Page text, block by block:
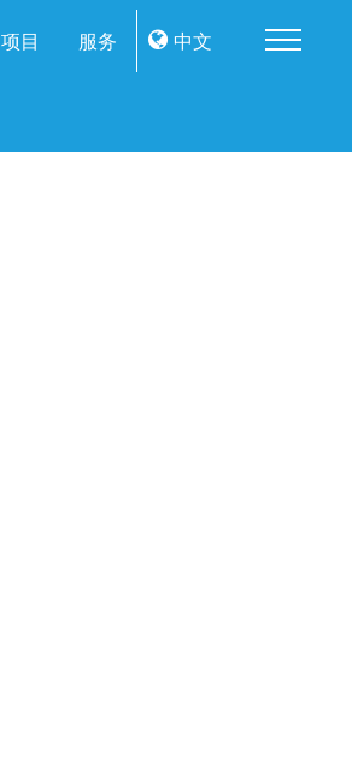
项目 服务 中文